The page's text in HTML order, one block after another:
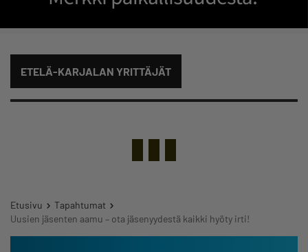
ETELÄ-KARJALAN YRITTÄJÄT
Etusivu
Tapahtumat
Uusien jäsenten aamu – ota jäsenyydestä kaikki hyöty irti!